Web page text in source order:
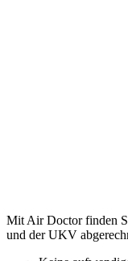
Mit Air Doctor finden
und der UKV